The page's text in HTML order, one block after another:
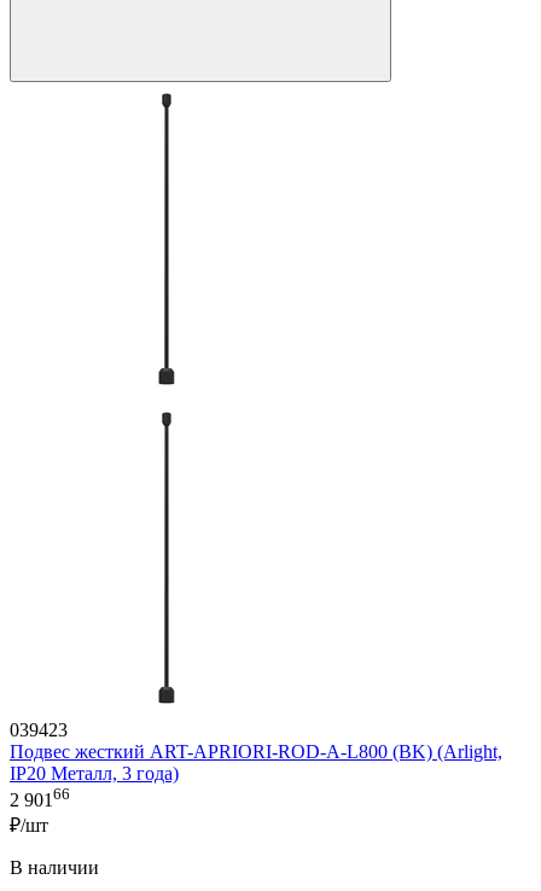
039423
Подвес жесткий ART-APRIORI-ROD-A-L800 (BK) (Arlight,
IP20 Металл, 3 года)
2 901 66
₽/шт
В наличии